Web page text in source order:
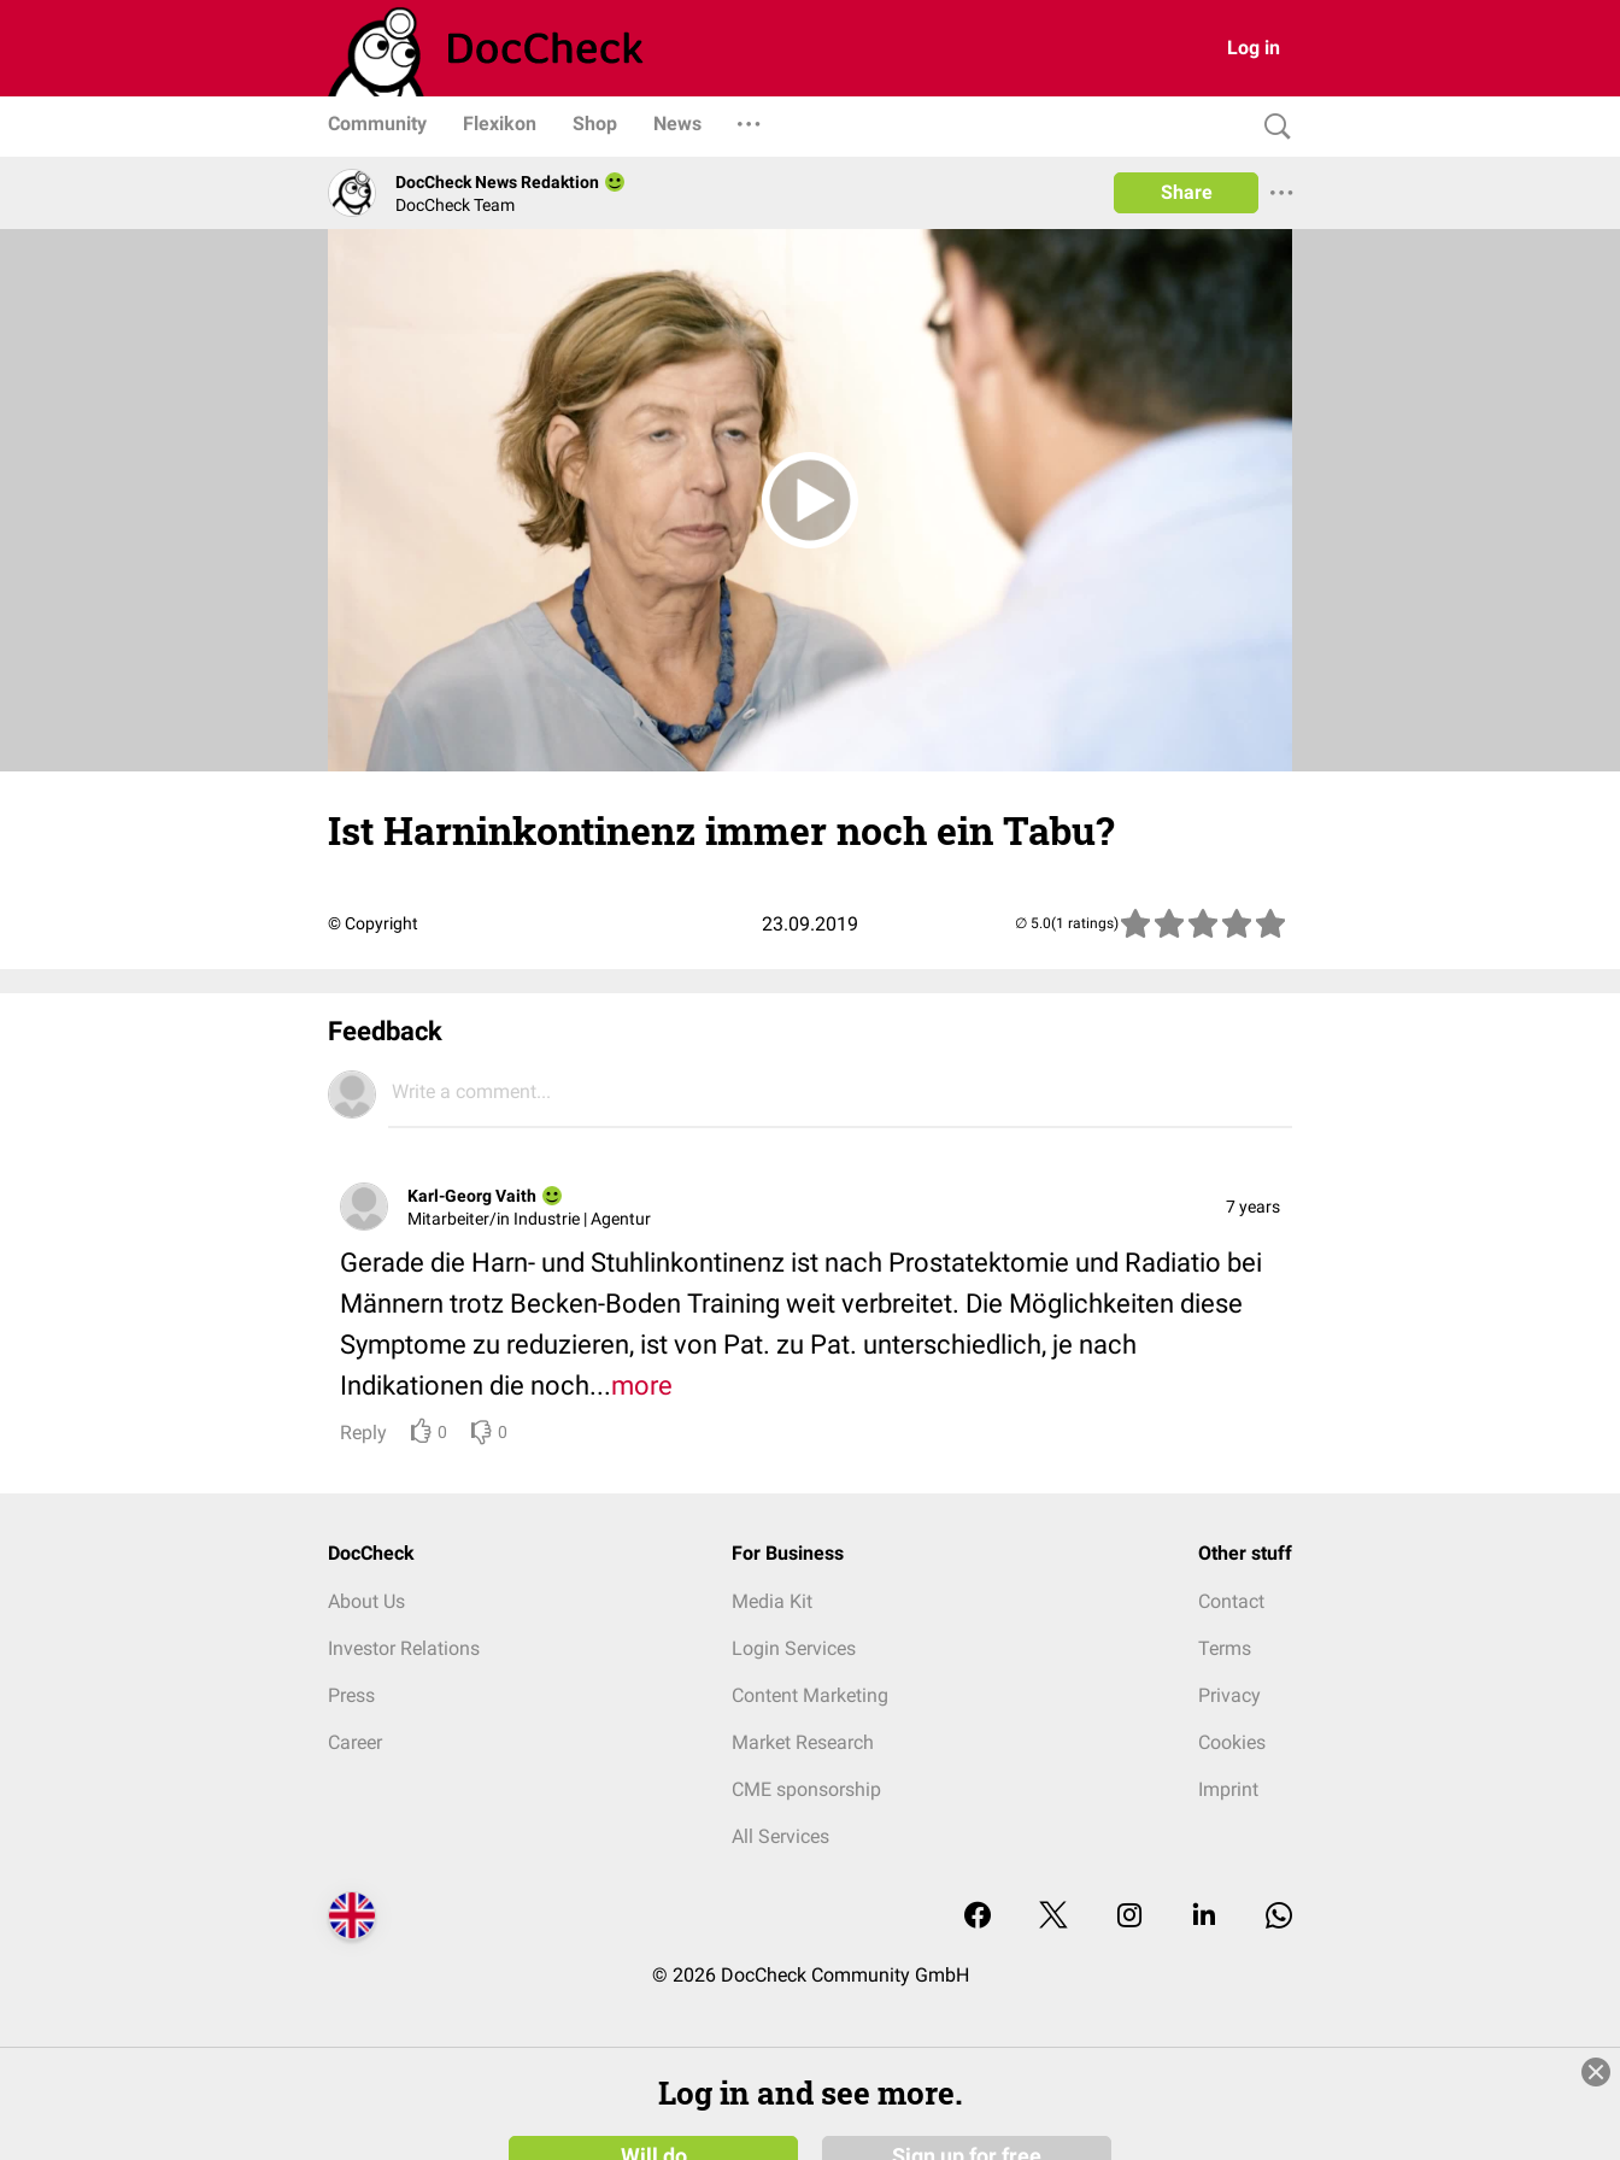
Log in
Community Flexikon Shop News
DocCheck News Redaktion
DocCheck Team
Share
Ist Harninkontinenz immer noch ein Tabu?
© Copyright 23.09.2019 (1 ratings)
Feedback
Write a comment...
Karl-Georg Vaith
Mitarbeiter/in Industrie | Agentur
7 years
Gerade die Harn- und Stuhlinkontinenz ist nach Prostatektomie und Radiatio bei
Männern trotz Becken-Boden Training weit verbreitet. Die Möglichkeiten diese
Symptome zu reduzieren, ist von Pat. zu Pat. unterschiedlich, je nach
Indikationen die noch...more
Reply 0 0
DocCheck
About Us
Investor Relations
Press
Career
For Business
Media Kit
Login Services
Content Marketing
Market Research
CME sponsorship
All Services
Other stuff
Contact
Terms
Privacy
Cookies
Imprint
© 2026 DocCheck Community GmbH
Log in and see more.